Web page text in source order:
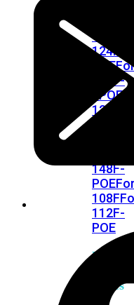
124F
124F-
POE
124F-
FPOE
124G
148F-
POE
108F
112F-
POE
Series